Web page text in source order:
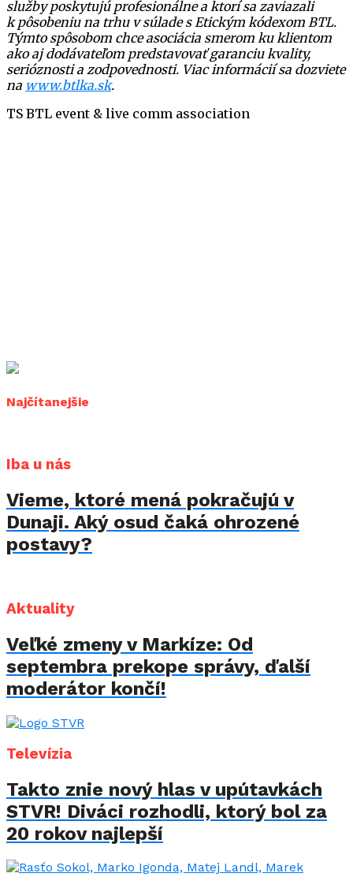
služby poskytujú profesionálne a ktorí sa zaviazali
k pôsobeniu na trhu v súlade s Etickým kódexom BTL.
Týmto spôsobom chce asociácia smerom ku klientom
ako aj dodávateľom predstavovať garanciu kvality,
serióznosti a zodpovednosti. Viac informácií sa dozviete
na www.btlka.sk.
TS BTL event & live comm association
Najčítanejšie
Iba u nás
Vieme, ktoré mená pokračujú v
Dunaji. Aký osud čaká ohrozené
postavy?
Aktuality
Veľké zmeny v Markíze: Od
septembra prekope správy, ďalší
moderátor končí!
Televízia
Takto znie nový hlas v upútavkách
STVR! Diváci rozhodli, ktorý bol za
20 rokov najlepší